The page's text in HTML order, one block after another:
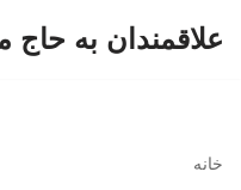
علاقمندان به
خانه